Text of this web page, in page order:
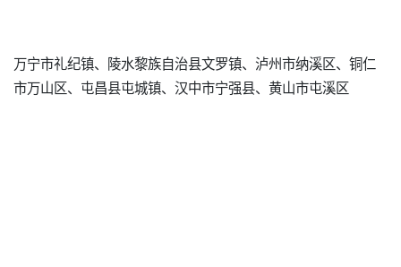
万宁市礼纪镇、陵水黎族自治县文罗镇、泸州市纳溪区、铜仁
市万山区、屯昌县屯城镇、汉中市宁强县、黄山市屯溪区